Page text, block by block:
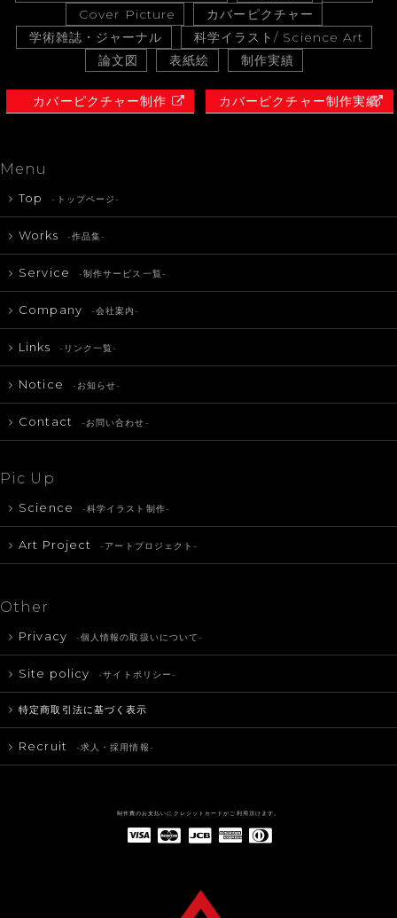
Cover Picture
カバーピクチャー
学術雑誌・ジャーナル
科学イラスト/ Science Art
論文図
表紙絵 制作実績
カバーピクチャー制作 カバーピクチャー制作実績
Menu
Top -トップページ-
Works -作品集-
Service -制作サービス一覧-
Company -会社案内-
Links -リンク一覧-
Notice -お知らせ-
Contact -お問い合わせ-
Pic Up
Science -科学イラスト制作-
Art Project -アートプロジェクト-
Other
Privacy -個人情報の取扱いについて-
Site policy -サイトポリシー-
特定商取引法に基づく表示
Recruit -求人・採用情報-
制作費のお支払いにクレジットカードがご利用頂けます。